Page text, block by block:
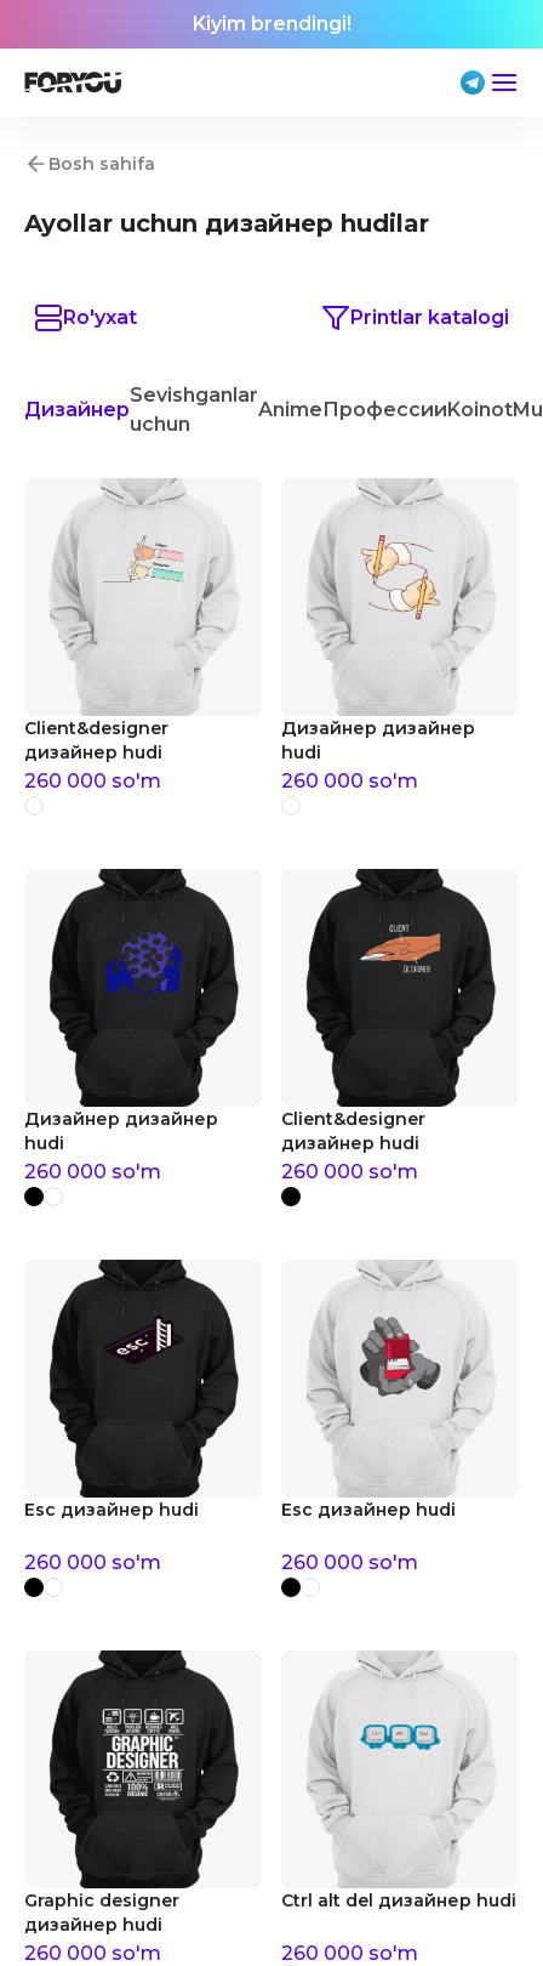
Kiyim brendingi!
Bosh sahifa
Ayollar uchun дизайнер hudilar
Ro'yxat Printlar katalogi
Дизайнер
Sevishganlar
uchun
AnimeПрофессииKoinot
Client&designer
дизайнер hudi
260 000 so'm
Дизайнер дизайнер
hudi
260 000 so'm
Дизайнер дизайнер
hudi
260 000 so'm
Client&designer
дизайнер hudi
260 000 so'm
Esc дизайнер hudi
260 000 so'm
Esc дизайнер hudi
260 000 so'm
Graphic designer
дизайнер hudi
260 000 so'm
Ctrl alt del дизайнер hudi
260 000 so'm